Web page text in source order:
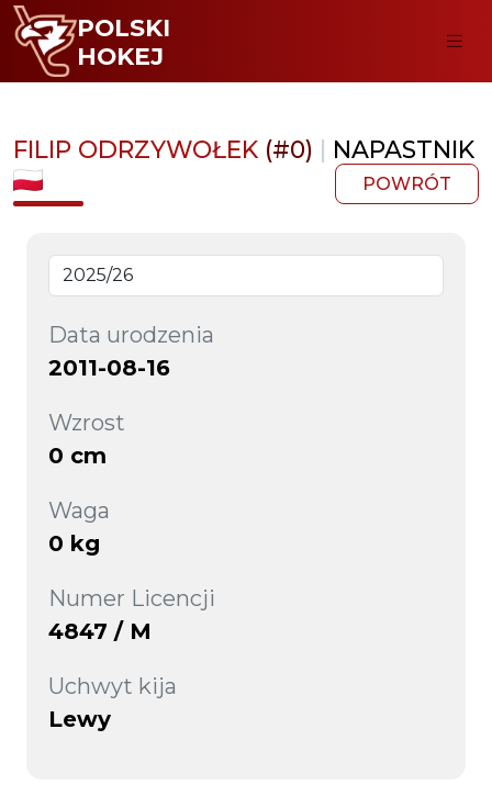
POLSKI
HOKEJ
FILIP ODRZYWOŁEK (#0) | NAPASTNIK
POWRÓT
Data urodzenia
2011-08-16
Wzrost
0 cm
Waga
0 kg
Numer Licencji
4847 / M
Uchwyt kija
Lewy